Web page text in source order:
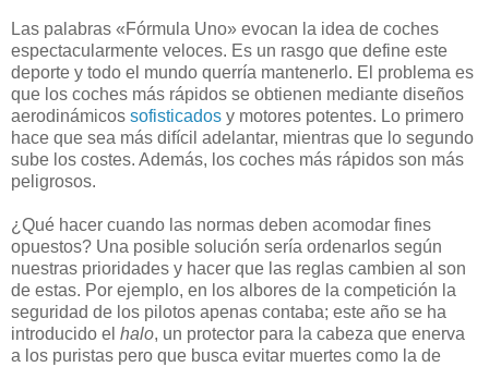
Las palabras «Fórmula Uno» evocan la idea de coches
espectacularmente veloces. Es un rasgo que define este
deporte y todo el mundo querría mantenerlo. El problema es
que los coches más rápidos se obtienen mediante diseños
aerodinámicos sofisticados y motores potentes. Lo primero
hace que sea más difícil adelantar, mientras que lo segundo
sube los costes. Además, los coches más rápidos son más
peligrosos.
¿Qué hacer cuando las normas deben acomodar fines
opuestos? Una posible solución sería ordenarlos según
nuestras prioridades y hacer que las reglas cambien al son
de estas. Por ejemplo, en los albores de la competición la
seguridad de los pilotos apenas contaba; este año se ha
introducido el halo, un protector para la cabeza que enerva
a los puristas pero que busca evitar muertes como la de